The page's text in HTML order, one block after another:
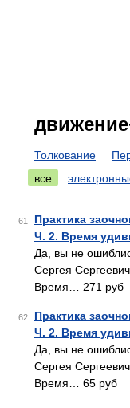
Толкование
все
61
Практика
Ч. 2. Время
Да, вы не
Сергея
Время… 271 руб
62
Практика
Ч. 2. Время
Да, вы не
Сергея
Время… 65 руб